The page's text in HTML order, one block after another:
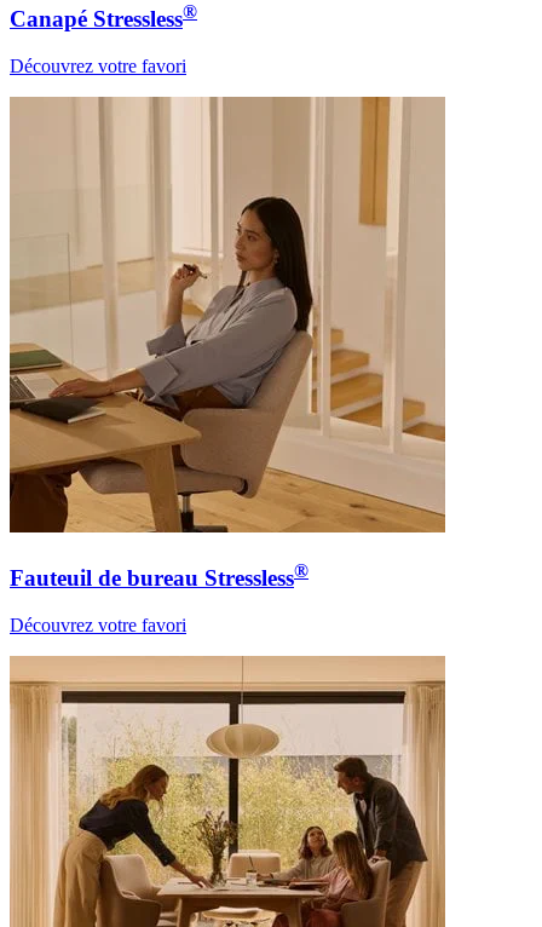
Canapé Stressless®
Découvrez votre favori
Fauteuil de bureau Stressless®
Découvrez votre favori